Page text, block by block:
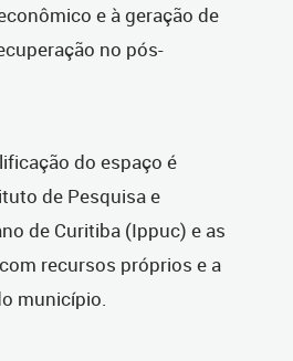
e à geração de
no pós-
do espaço é
de Pesquisa e
de Curitiba (Ippuc) e as
recursos próprios e a
município.